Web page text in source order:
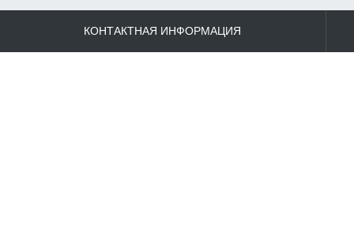
КОНТАКТНАЯ ИНФОРМАЦИЯ